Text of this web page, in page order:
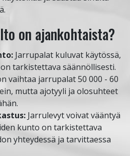
on ajankohtaista?
Jarrupalat kuluvat käytössä,
tarkistettava säännöllisesti.
vaihtaa jarrupalat 50 000 - 60
mutta ajotyyli ja olosuhteet
Jarrulevyt voivat vääntyä
kunto on tarkistettava
yhteydessä ja tarvittaessa